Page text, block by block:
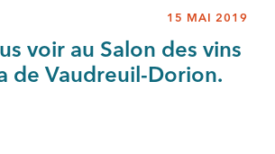
15 MAI 2019
voir au Salon des vins
de Vaudreuil-Dorion.